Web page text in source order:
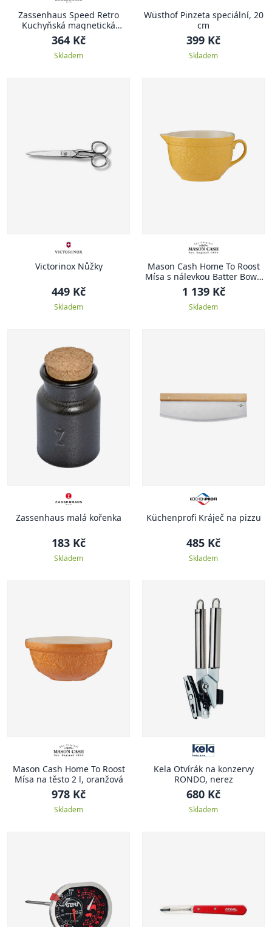
Zassenhaus Speed Retro
Kuchyňská magnetická
minutka, metalicky
antracitová
364 Kč
Skladem
Wüsthof Pinzeta speciální, 20
cm
399 Kč
Skladem
Victorinox Nůžky
449 Kč
Skladem
Mason Cash Home To Roost
Mísa s nálevkou Batter Bowl,
2.3 l, žlutá
1 139 Kč
Skladem
Zassenhaus malá kořenka
183 Kč
Skladem
Küchenprofi Kráječ na pizzu
485 Kč
Skladem
Mason Cash Home To Roost
Mísa na těsto 2 l, oranžová
978 Kč
Skladem
Kela Otvírák na konzervy
RONDO, nerez
680 Kč
Skladem